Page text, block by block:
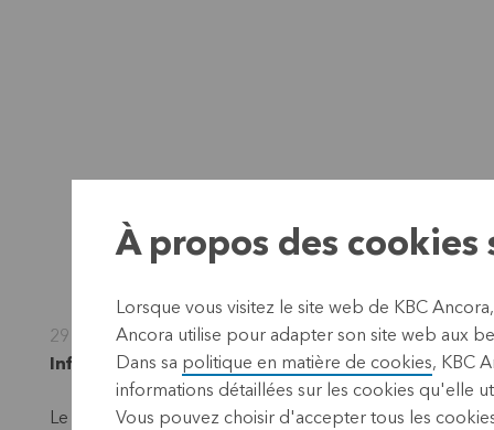
29 novembre 2013
Information réglementée, Leuven, 29 novembre
Le Conseil d’Administration d’Almancora Société de
À propos des cookies
Lorsque vous visitez le site web de KBC
Ancora utilise pour adapter son site web aux
Dans sa politique en matière de cookies, KBC
informations détaillées sur les cookies qu'elle
Vous pouvez choisir d'accepter tous les